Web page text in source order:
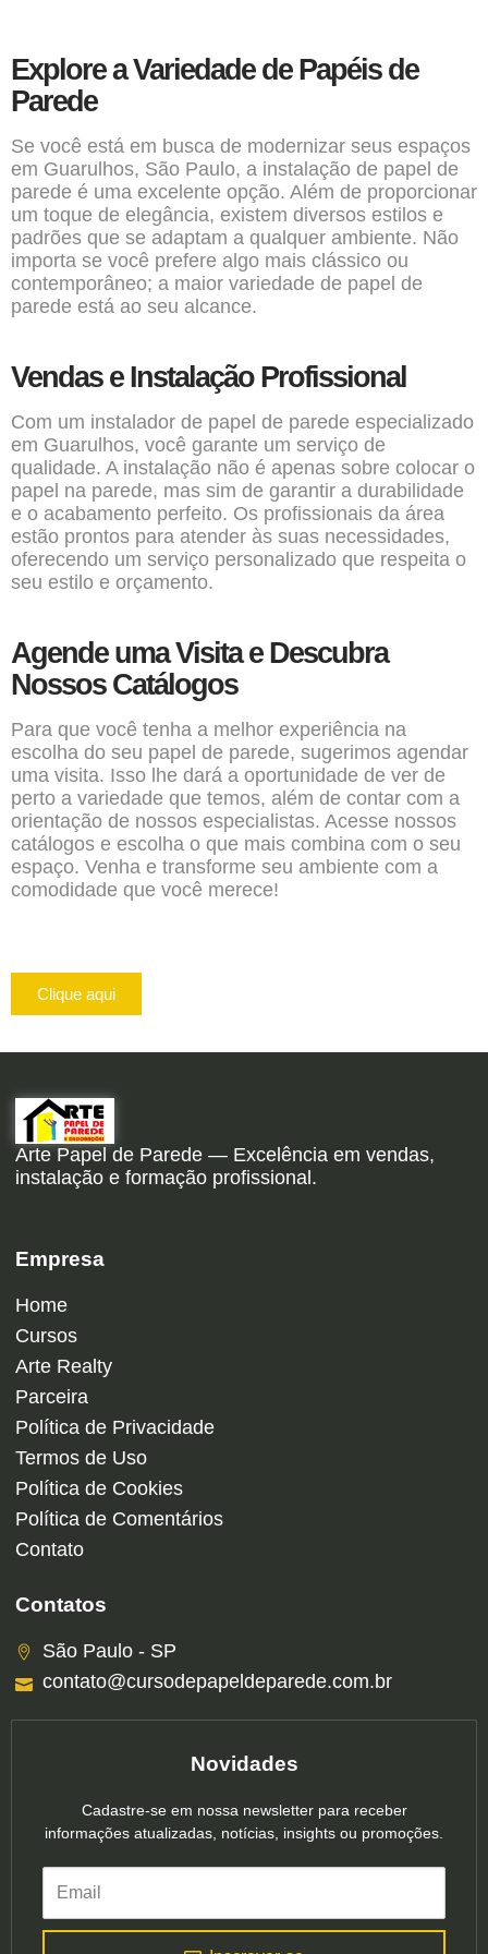
Explore a Variedade de Papéis de
Parede
Se você está em busca de modernizar seus espaços
em Guarulhos, São Paulo, a instalação de papel de
parede é uma excelente opção. Além de proporcionar
um toque de elegância, existem diversos estilos e
padrões que se adaptam a qualquer ambiente. Não
importa se você prefere algo mais clássico ou
contemporâneo; a maior variedade de papel de
parede está ao seu alcance.
Vendas e Instalação Profissional
Com um instalador de papel de parede especializado
em Guarulhos, você garante um serviço de
qualidade. A instalação não é apenas sobre colocar o
papel na parede, mas sim de garantir a durabilidade
e o acabamento perfeito. Os profissionais da área
estão prontos para atender às suas necessidades,
oferecendo um serviço personalizado que respeita o
seu estilo e orçamento.
Agende uma Visita e Descubra
Nossos Catálogos
Para que você tenha a melhor experiência na
escolha do seu papel de parede, sugerimos agendar
uma visita. Isso lhe dará a oportunidade de ver de
perto a variedade que temos, além de contar com a
orientação de nossos especialistas. Acesse nossos
catálogos e escolha o que mais combina com o seu
espaço. Venha e transforme seu ambiente com a
comodidade que você merece!
Clique aqui
Arte Papel de Parede — Excelência em vendas,
instalação e formação profissional.
Empresa
Home
Cursos
Arte Realty
Parceira
Política de Privacidade
Termos de Uso
Política de Cookies
Política de Comentários
Contato
Contatos
São Paulo - SP
contato@cursodepapeldeparede.com.br
Novidades
Cadastre-se em nossa newsletter para receber
informações atualizadas, notícias, insights ou promoções.